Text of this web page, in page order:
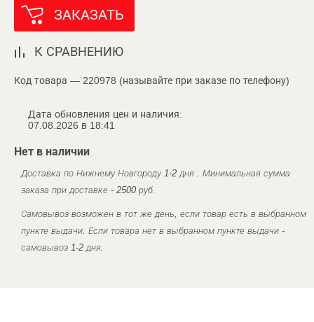
ЗАКАЗАТЬ
К СРАВНЕНИЮ
Код товара — 220978 (называйте при заказе по телефону)
Дата обновления цен и наличия:
07.08.2026 в 18:41
Нет в наличии
Доставка по Нижнему Новгороду 1-2 дня . Минимальная сумма
заказа при доставке - 2500 руб.
Самовывоз возможен в тот же день, если товар есть в выбранном
пункте выдачи. Если товара нет в выбранном пункте выдачи -
самовывоз 1-2 дня.